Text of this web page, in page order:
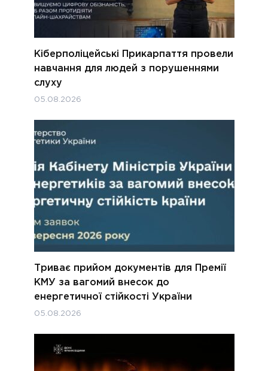
Кіберполіцейські Прикарпаття провели
навчання для людей з порушеннями
слуху
05.08.2026
Триває прийом документів для Премії
КМУ за вагомий внесок до
енергетичної стійкості України
05.08.2026